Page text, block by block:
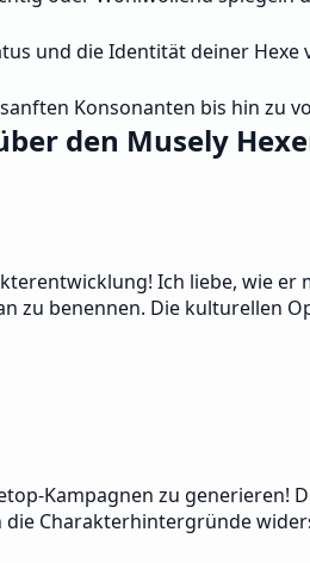
und die Identität deiner Hexe
Konsonanten bis hin zu
den Musely
Ich liebe, wie
zu benennen. Die kulturellen
Kampagnen zu generieren!
Charakterhintergründe